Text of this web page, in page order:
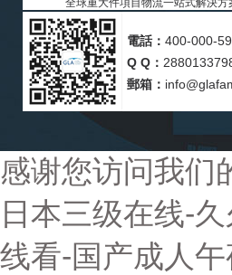
全球重大件項目物流一站式解決方
電話： 400-000-
Q Q：
郵箱：
感谢您访问我们
日本三级在线-
线看-国产成人